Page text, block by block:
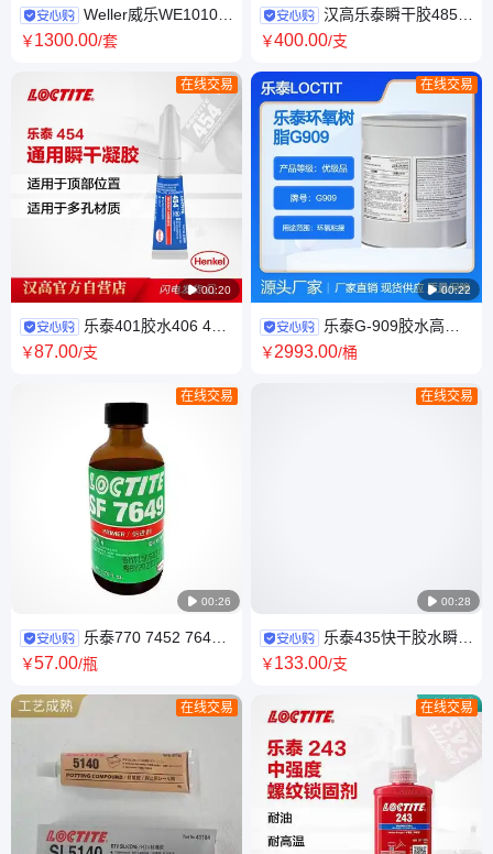
Weller威乐WE1010焊
台70W功率威勒烙铁德国电烙
￥1300.00/套
 00:20
在线交易
乐泰401胶水406 454
460 480 495 496 多用途粘金
￥87.00/支
 00:26
在线交易
乐泰770 7452 7649
712 7387 7471促进剂表面处理
￥57.00/瓶
在线交易
汉高乐泰瞬干胶4851
快干型医疗型液体胶丙烯酸液
￥400.00/支
 00:22
在线交易
乐泰G-909胶水高强
度909环氧树脂胶密封灌封胶
￥2993.00/桶
 00:28
在线交易
乐泰435快干胶水瞬干
胶金属塑料粘接快干胶无色快
￥133.00/支
在线交易